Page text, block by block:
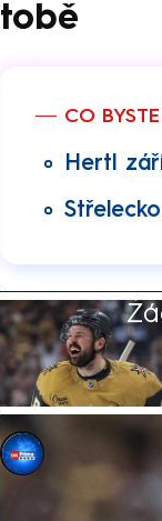
tobě
CO
Hertl
Zdeněk
9. čvn 2026, 16:07